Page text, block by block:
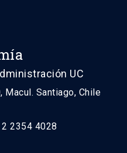
UC
Macul. Santiago, Chile
2354 4028